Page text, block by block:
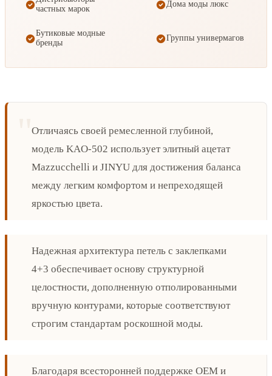
частных марок
Дома моды люкс
Бутиковые модные
бренды
Группы универмагов
Отличаясь своей ремесленной глубиной,
модель KAO-502 использует элитный ацетат
Mazzucchelli и JINYU для достижения баланса
между легким комфортом и непреходящей
яркостью цвета.
Надежная архитектура петель с заклепками
4+3 обеспечивает основу структурной
целостности, дополненную отполированными
вручную контурами, которые соответствуют
строгим стандартам роскошной моды.
Благодаря всесторонней поддержке OEM и